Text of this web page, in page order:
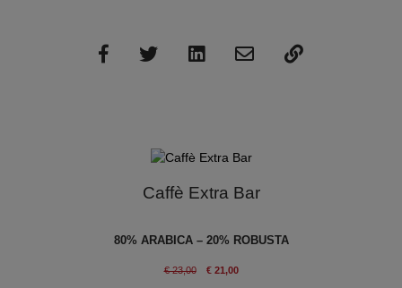
Caffè Extra Bar
80% ARABICA – 20% ROBUSTA
€ 23,00 € 21,00